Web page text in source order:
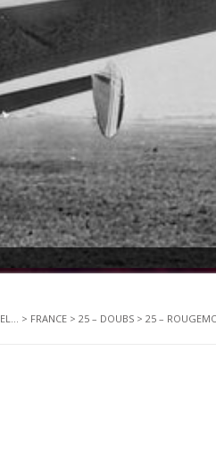
> FRANCE > 25 – DOUBS > 25 –